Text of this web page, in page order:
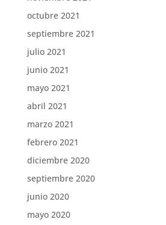
octubre 2021
septiembre 2021
julio 2021
junio 2021
mayo 2021
abril 2021
marzo 2021
febrero 2021
diciembre 2020
septiembre 2020
junio 2020
mayo 2020